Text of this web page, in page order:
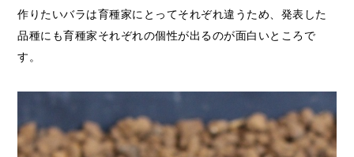
作りたいバラは育種家にとってそれぞれ違うため、発表した
品種にも育種家それぞれの個性が出るのが面白いところで
す。